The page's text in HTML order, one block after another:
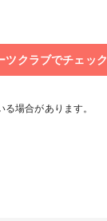
ツクラブでチェック
場合があります。